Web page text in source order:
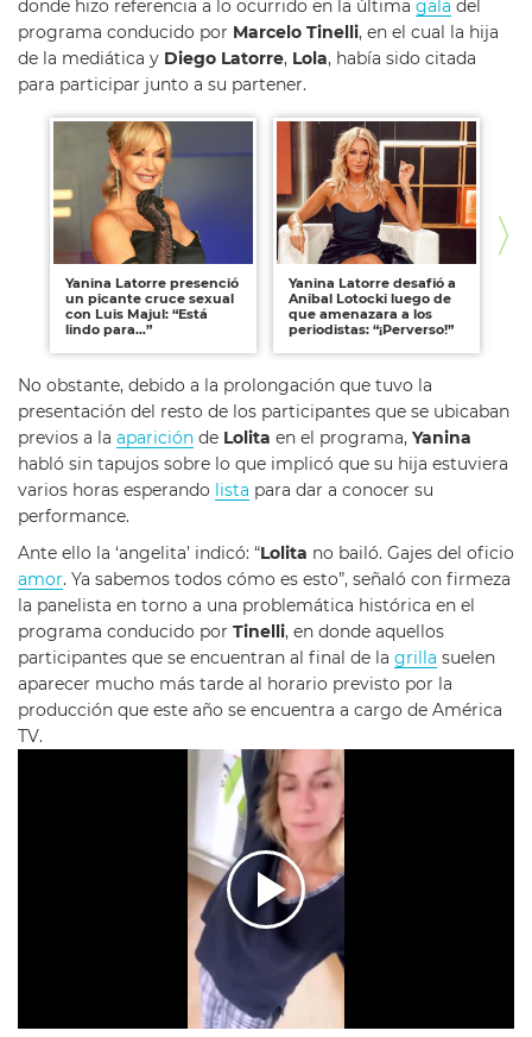
donde hizo referencia a lo ocurrido en la última gala del
programa conducido por Marcelo Tinelli, en el cual la hija
de la mediática y Diego Latorre, Lola, había sido citada
para participar junto a su partener.
Yanina Latorre presenció
un picante cruce sexual
con Luis Majul: “Está
lindo para…”
Yanina Latorre desafió a
Anibal Lotocki luego de
que amenazara a los
periodistas: “¡Perverso!”
No obstante, debido a la prolongación que tuvo la
presentación del resto de los participantes que se ubicaban
previos a la aparición de Lolita en el programa, Yanina
habló sin tapujos sobre lo que implicó que su hija estuviera
varios horas esperando
lista para dar a conocer su
performance.
Ante ello la ‘angelita’ indicó: “Lolita no bailó. Gajes del oficio
amor. Ya sabemos todos cómo es esto”, señaló con firmeza
la panelista en torno a una problemática histórica en el
programa conducido por Tinelli, en donde aquellos
participantes que se encuentran al final de la grilla suelen
aparecer mucho más tarde al horario previsto por la
producción que este año se encuentra a cargo de América
TV.